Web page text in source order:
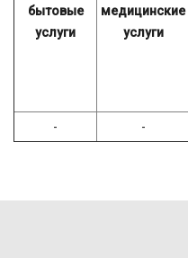
бытовые
услуги
медицинские
услуги
- -